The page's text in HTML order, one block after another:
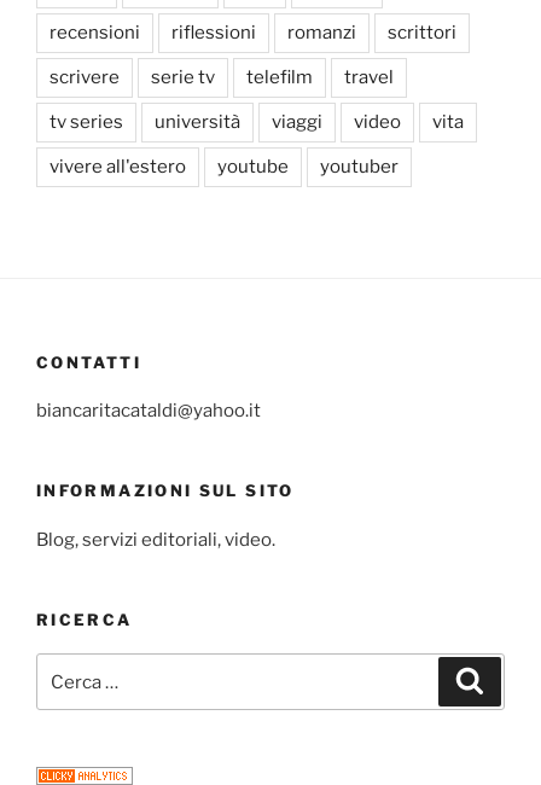
recensioni riflessioni romanzi scrittori
scrivere serie tv telefilm travel
tv series università viaggi video vita
vivere all'estero youtube youtuber
CONTATTI
biancaritacataldi@yahoo.it
INFORMAZIONI SUL SITO
Blog, servizi editoriali, video.
RICERCA